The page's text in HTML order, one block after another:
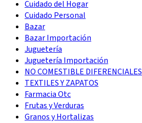
Cuidado del Hogar
Cuidado Personal
Bazar
Bazar Importación
Juguetería
Juguetería Importación
NO COMESTIBLE DIFERENCIALES
TEXTILES Y ZAPATOS
Farmacia Otc
Frutas y Verduras
Granos y Hortalizas